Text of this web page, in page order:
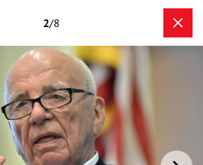
2/8